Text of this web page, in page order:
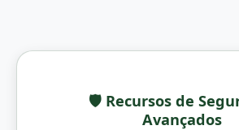
🛡️ Recursos de
Avançados